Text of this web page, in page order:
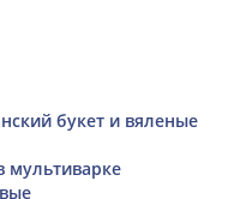
букет и вяленые
мультиварке